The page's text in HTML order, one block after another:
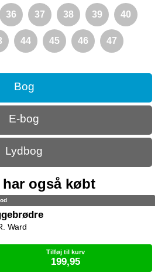
36 37 38 39 40
44 45 46 47
Bog
E-bog
Lydbog
også købt
Ward
Tilføj til kurv
199,95